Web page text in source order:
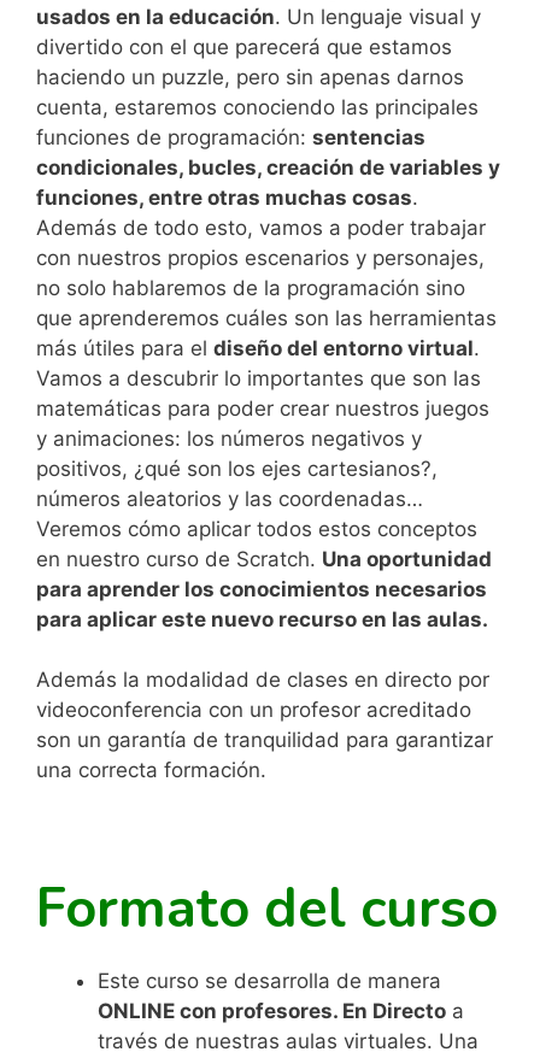
usados en la educación. Un lenguaje visual y
divertido con el que parecerá que estamos
haciendo un puzzle, pero sin apenas darnos
cuenta, estaremos conociendo las principales
funciones de programación: sentencias
condicionales, bucles, creación de variables y
funciones, entre otras muchas cosas.
Además de todo esto, vamos a poder trabajar
con nuestros propios escenarios y personajes,
no solo hablaremos de la programación sino
que aprenderemos cuáles son las herramientas
más útiles para el diseño del entorno virtual.
Vamos a descubrir lo importantes que son las
matemáticas para poder crear nuestros juegos
y animaciones: los números negativos y
positivos, ¿qué son los ejes cartesianos?,
números aleatorios y las coordenadas…
Veremos cómo aplicar todos estos conceptos
en nuestro curso de Scratch. Una oportunidad
para aprender los conocimientos necesarios
para aplicar este nuevo recurso en las aulas.
Además la modalidad de clases en directo por
videoconferencia con un profesor acreditado
son un garantía de tranquilidad para garantizar
una correcta formación.
Formato del curso
Este curso se desarrolla de manera
ONLINE con profesores. En Directo a
través de nuestras aulas virtuales. Una